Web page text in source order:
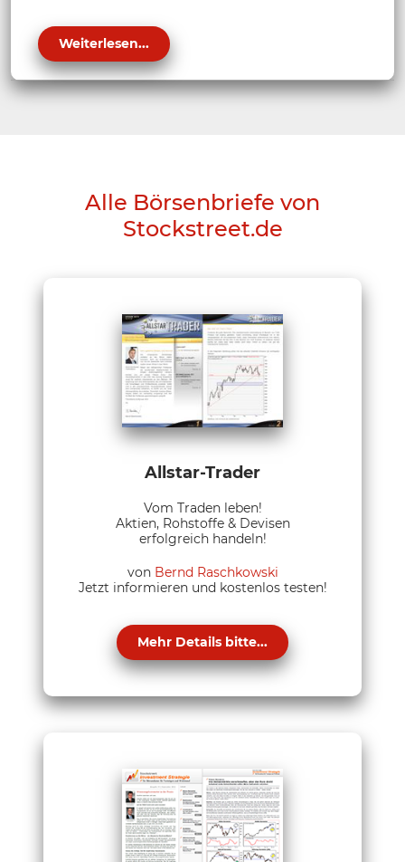
Weiterlesen...
Alle Börsenbriefe von
Stockstreet.de
Allstar-Trader
Vom Traden leben!
Aktien, Rohstoffe & Devisen
erfolgreich handeln!
von Bernd Raschkowski
Jetzt informieren und kostenlos testen!
Mehr Details bitte...